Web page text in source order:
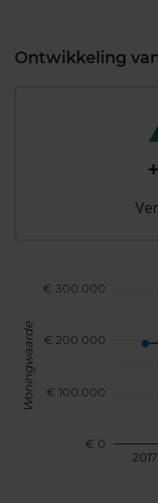
Ontwikkeling
2017
€ 0
€ 100.000
€ 200.000
€ 300.000
Woningwaarde